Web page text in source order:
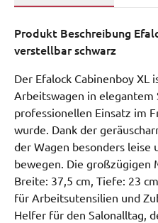
Produkt Beschreibung
verstellbar schwarz
Der Efalock Cabinenboy
Arbeitswagen in elegantem
professionellen Einsatz im
wurde. Dank der
der Wagen besonders leise
bewegen. Die großzügigen
Breite: 37,5 cm, Tiefe: 23
für Arbeitsutensilien und
Helfer für den Salonalltag,